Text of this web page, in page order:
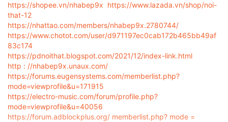
https://shopee.vn/nhabep9x https://www.lazada.vn/shop/noi-
that-12
https://nhattao.com/members/nhabep9x.2780744/
https://www.chotot.com/user/d971197ec0cab172b465bb49af
83c174
https://pdnoithat.blogspot.com/2021/12/index-link.html
http : //nhabep9x.unaux.com/
https://forums.eugensystems.com/memberlist.php?
mode=viewprofile&u=171915
https://electro-music.com/forum/profile.php?
mode=viewprofile&u=40056
https://forum.adblockplus.org/ memberlist.php? mode =